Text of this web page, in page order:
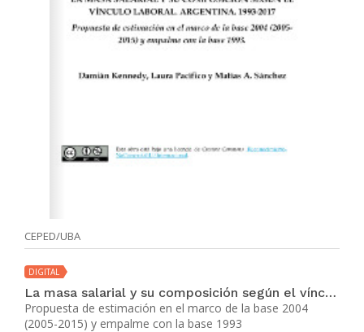
CEPED/UBA
DIGITAL
La masa salarial y su composición según el vínculo laboral. Argentina. 1993-2017
Propuesta de estimación en el marco de la base 2004
(2005-2015) y empalme con la base 1993